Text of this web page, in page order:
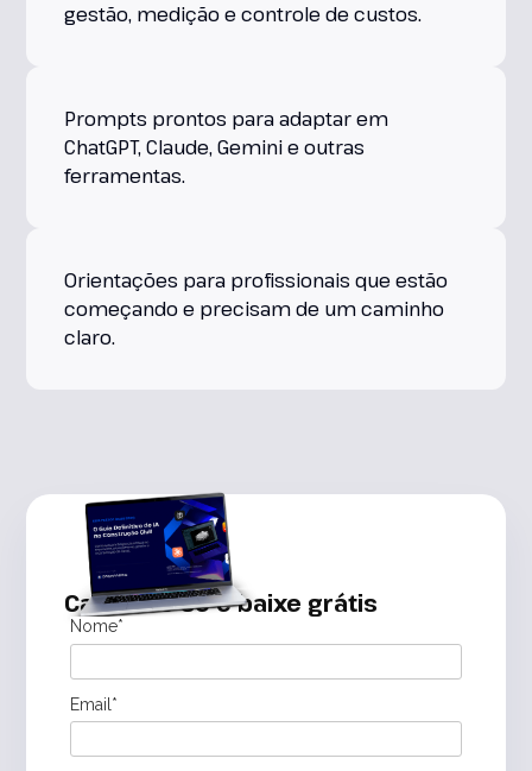
gestão, medição e controle de custos.
Prompts prontos para adaptar em
ChatGPT, Claude, Gemini e outras
ferramentas.
Orientações para profissionais que estão
começando e precisam de um caminho
claro.
Cadastre-se e baixe grátis
Nome*
Email*